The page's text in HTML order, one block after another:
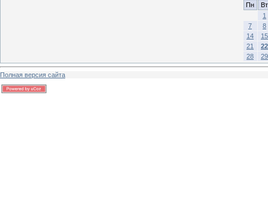
Пн
Вт
1
7
8
14
15
21
22
28
29
Полная версия сайта